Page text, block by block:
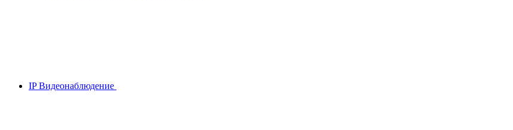
IP Видеонаблюдение